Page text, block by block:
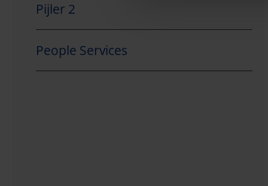
Pijler 2
People Services